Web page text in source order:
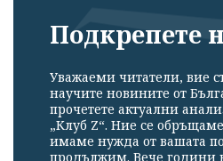
Подкрепете
Уважаеми читатели, вие
научите новините от
прочетете актуални
„Клуб Z“. Ние се
имаме нужда от вашата
продължим. Вече години